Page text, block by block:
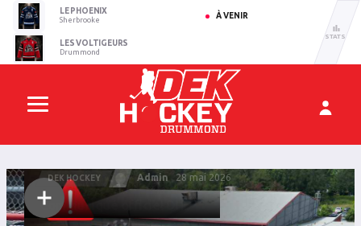
LE PHOENIX
Sherbrooke
LES VOLTIGEURS
Drummond
À VENIR
STATS
DEK HOCKEY Admin 28 mai 2026
Communiqué officiel DHD